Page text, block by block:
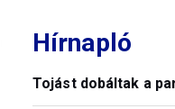
Hírnapló
Tojást dobáltak a